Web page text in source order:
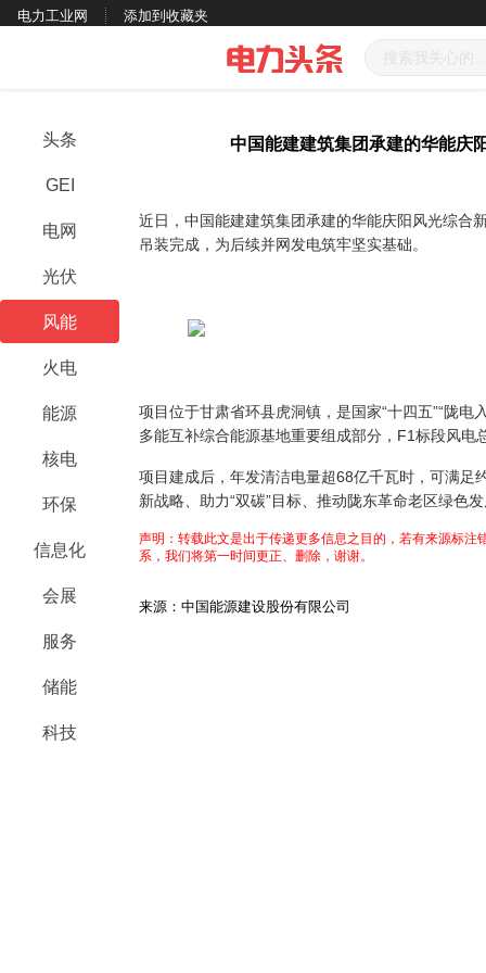
电力工业网 添加到收藏夹
头条
GEI
电网
光伏
风能
火电
能源
核电
环保
信息化
会展
服务
储能
科技
中国能建建筑集团承建的华能庆
近日，中国能建建筑集团承建的华能庆阳风光综合
吊装完成，为后续并网发电筑牢坚实基础。
项目位于甘肃省环县虎洞镇，是国家“十四五”“陇
多能互补综合能源基地重要组成部分，F1标段风电
项目建成后，年发清洁电量超68亿千瓦时，可满足
新战略、助力“双碳”目标、推动陇东革命老区绿色
声明：转载此文是出于传递更多信息之目的，若有来源标
系，我们将第一时间更正、删除，谢谢。
来源：中国能源建设股份有限公司